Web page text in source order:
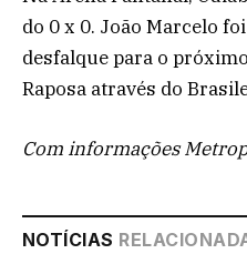
do 0 x 0. João Marcelo
desfalque para o
Raposa através do
Com informações
NOTÍCIAS